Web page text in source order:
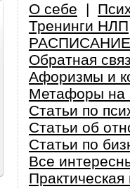
О себе |
Тренинги НЛП
Обратная
Афоризмы и
Метафоры на
Статьи по
Статьи об
Статьи по
Все
Практическая